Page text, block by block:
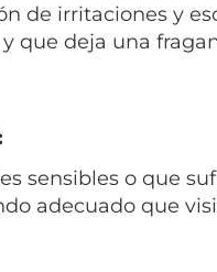
de irritaciones y
que deja una
sensibles o que
adecuado que